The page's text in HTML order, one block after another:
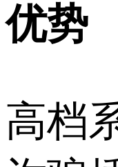
优势
高档